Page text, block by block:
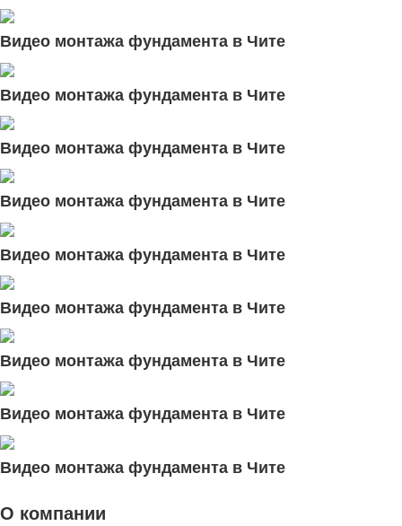
Видео монтажа фундамента в Чите
Видео монтажа фундамента в Чите
Видео монтажа фундамента в Чите
Видео монтажа фундамента в Чите
Видео монтажа фундамента в Чите
Видео монтажа фундамента в Чите
Видео монтажа фундамента в Чите
Видео монтажа фундамента в Чите
Видео монтажа фундамента в Чите
О компании